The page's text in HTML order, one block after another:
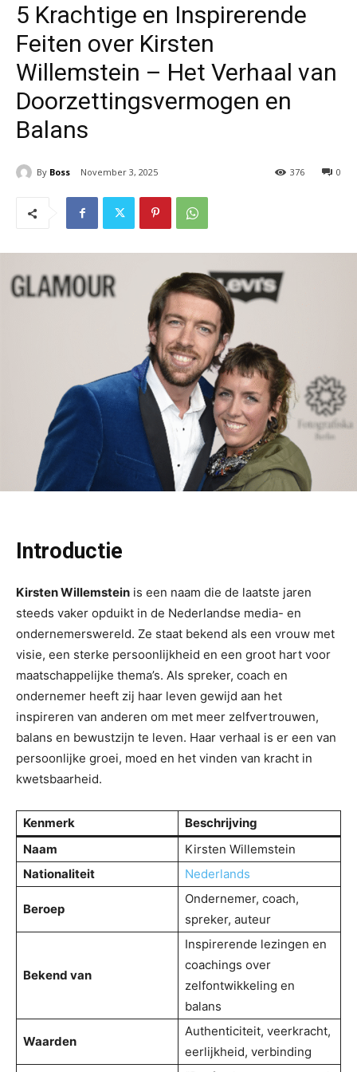
5 Krachtige en Inspirerende
Feiten over Kirsten
Willemstein – Het Verhaal van
Doorzettingsvermogen en
Balans
By Boss November 3, 2025 0
376
Introductie
Kirsten Willemstein is een naam die de laatste jaren
steeds vaker opduikt in de Nederlandse media- en
ondernemerswereld. Ze staat bekend als een vrouw met
visie, een sterke persoonlijkheid en een groot hart voor
maatschappelijke thema’s. Als spreker, coach en
ondernemer heeft zij haar leven gewijd aan het
inspireren van anderen om met meer zelfvertrouwen,
balans en bewustzijn te leven. Haar verhaal is er een van
persoonlijke groei, moed en het vinden van kracht in
kwetsbaarheid.
Kenmerk
Beschrijving
Naam
Kirsten Willemstein
Nationaliteit
Nederlands
Beroep
Ondernemer, coach,
spreker, auteur
Bekend van
Inspirerende lezingen en
coachings over
zelfontwikkeling en
balans
Waarden
Authenticiteit, veerkracht,
eerlijkheid, verbinding